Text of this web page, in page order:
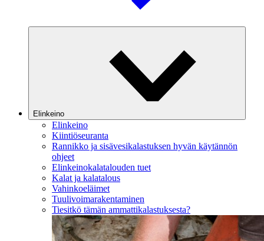
Elinkeino
Elinkeino
Kiintiöseuranta
Rannikko ja sisävesikalastuksen hyvän käytännön
ohjeet
Elinkeinokalatalouden tuet
Kalat ja kalatalous
Vahinkoeläimet
Tuulivoimarakentaminen
Tiesitkö tämän ammattikalastuksesta?